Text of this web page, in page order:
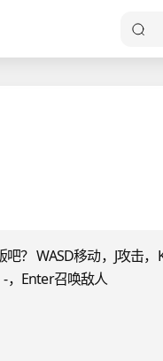
？ WASD移动，J攻击
，Enter召唤敌人